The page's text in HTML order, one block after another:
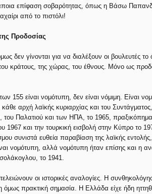
επίφαση σοβαρότητας, όπως η Βάσω
από το πιστόλι!
Προδοσίας
δεν γίνονται για να διαλέξουν οι βουλευτές
κράτους, της χώρας, του έθνους. Μόνο ως
155 είναι νομότυπη, δεν είναι νόμιμη. Είναι
αρχή λαϊκής κυριαρχίας και του
του Παλατιού και των ΗΠΑ, το 1965,
1967 και την τουρκική εισβολή στην Κύπρο το
συνιστά ευθεία παραβίαση της λαϊκής
νομότυπη, αλλά νομότυπη ήταν επίσης και η
το 1941.
οι ιστορικές αναλογίες. Η
όμως πρακτική σημασία. Η Ελλάδα είχε ήδη